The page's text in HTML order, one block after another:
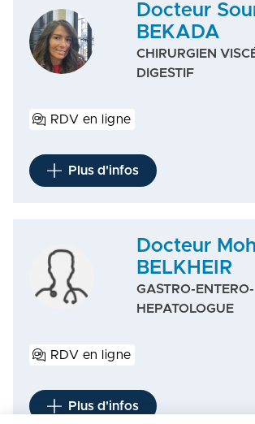
Docteur
BEKADA
CHIRURGIEN
DIGESTIF
RDV en ligne
Plus d'infos
Docteur
BELKHEIR
GASTRO-ENTERO-
HEPATOLOGUE
RDV en ligne
Plus d'infos